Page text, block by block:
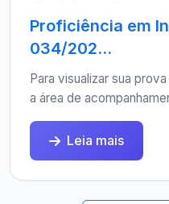
Proficiência em
034/202...
Para visualizar sua
a área de
Leia mais